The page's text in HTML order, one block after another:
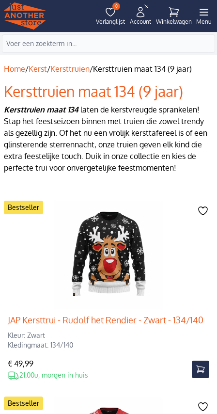
0
Verlanglijst Account Winkelwagen Menu
Home/Kerst/Kersttruien/Kersttruien maat 134 (9 jaar)
Kersttruien maat 134 (9 jaar)
Kersttruien maat 134 laten de kerstvreugde sprankelen!
Stap het feestseizoen binnen met truien die zowel trendy
als gezellig zijn. Of het nu een vrolijk kersttafereel is of een
glinsterende sterrennacht, onze truien geven elk kind die
extra feestelijke touch. Duik in onze collectie en kies de
perfecte trui voor onvergetelijke feestmomenten!
Bestseller
JAP Kersttrui - Rudolf het Rendier - Zwart - 134/140
Kleur: Zwart
Kledingmaat: 134/140
€ 49,99
21.00u, morgen in huis
Bestseller